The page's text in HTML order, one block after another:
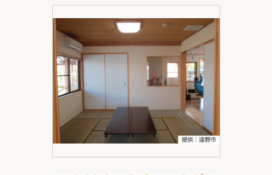
ピックアップコンテンツ
Foreign Laguage